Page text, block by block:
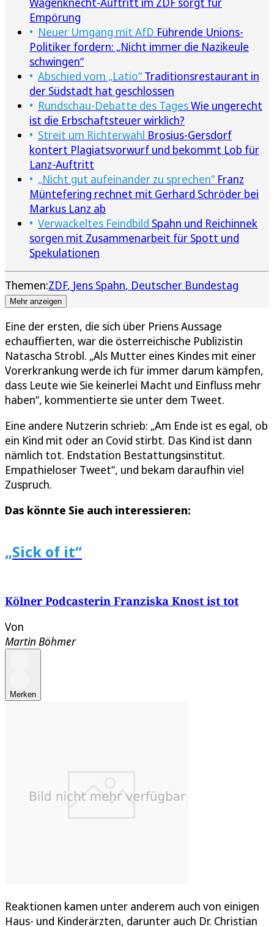
Empörung
Neuer Umgang mit AfD Führende Unions-
Politiker fordern: „Nicht immer die Nazikeule
schwingen“
Abschied vom „Latio“ Traditionsrestaurant in
der Südstadt hat geschlossen
Rundschau-Debatte des TagesWie ungerecht
ist die Erbschaftsteuer wirklich?
Streit um Richterwahl Brosius-Gersdorf
kontert Plagiatsvorwurf und bekommt Lob für
Lanz-Auftritt
„Nicht gut aufeinander zu sprechen“ Franz
Müntefering rechnet mit Gerhard Schröder bei
Markus Lanz ab
Verwackeltes Feindbild Spahn und Reichinnek
sorgen mit Zusammenarbeit für Spott und
Spekulationen
Themen:ZDF Jens Spahn Deutscher Bundestag
Mehr anzeigen
Eine der ersten, die sich über Priens Aussage
echauffierten, war die österreichische Publizistin
Natascha Strobl. „Als Mutter eines Kindes mit einer
Vorerkrankung werde ich für immer darum kämpfen,
dass Leute wie Sie keinerlei Macht und Einfluss mehr
haben“, kommentierte sie unter dem Tweet.
Eine andere Nutzerin schrieb: „Am Ende ist es egal, ob
ein Kind mit oder an Covid stirbt. Das Kind ist dann
nämlich tot. Endstation Bestattungsinstitut.
Empathieloser Tweet“, und bekam daraufhin viel
Zuspruch.
Das könnte Sie auch interessieren:
„Sick of it“
Kölner Podcasterin Franziska Knost ist tot
Von
Martin Böhmer
Merken
Reaktionen kamen unter anderem auch von einigen
Haus- und Kinderärzten, darunter auch Dr. Christian